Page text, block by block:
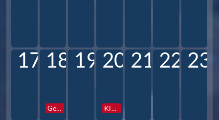
17 18
Gesamtkonferenz
19 20
Klassen und Profilstunden
21 22 23